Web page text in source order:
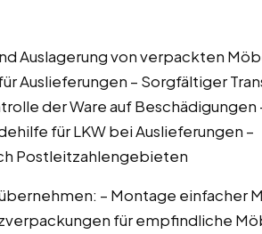
Auslagerung von verpackten
Auslieferungen – Sorgfältiger
der Ware auf Beschädigungen
für LKW bei Auslieferungen –
Postleitzahlengebieten
– Montage einfacher
für empfindliche